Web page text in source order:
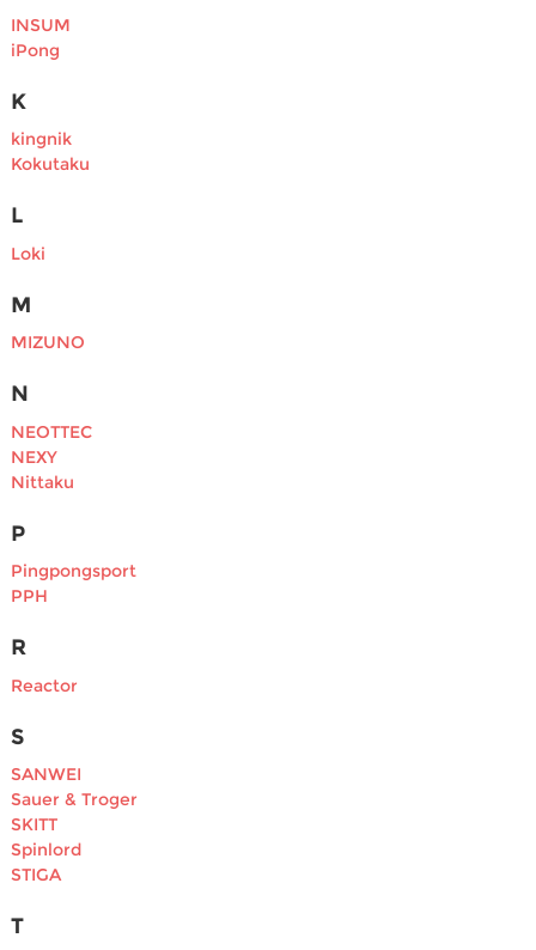
INSUM
iPong
K
kingnik
Kokutaku
L
Loki
M
MIZUNO
N
NEOTTEC
NEXY
Nittaku
P
Pingpongsport
PPH
R
Reactor
S
SANWEI
Sauer & Troger
SKITT
Spinlord
STIGA
T